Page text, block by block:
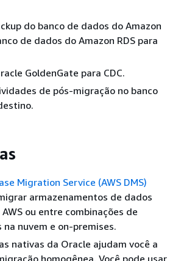
do banco de dados do Amazon
de dados do Amazon RDS para
GoldenGate para CDC.
de pós-migração no banco
Migration Service (AWS DMS)
armazenamentos de dados
ou entre combinações de
na nuvem e on-premises.
nativas da Oracle ajudam você a